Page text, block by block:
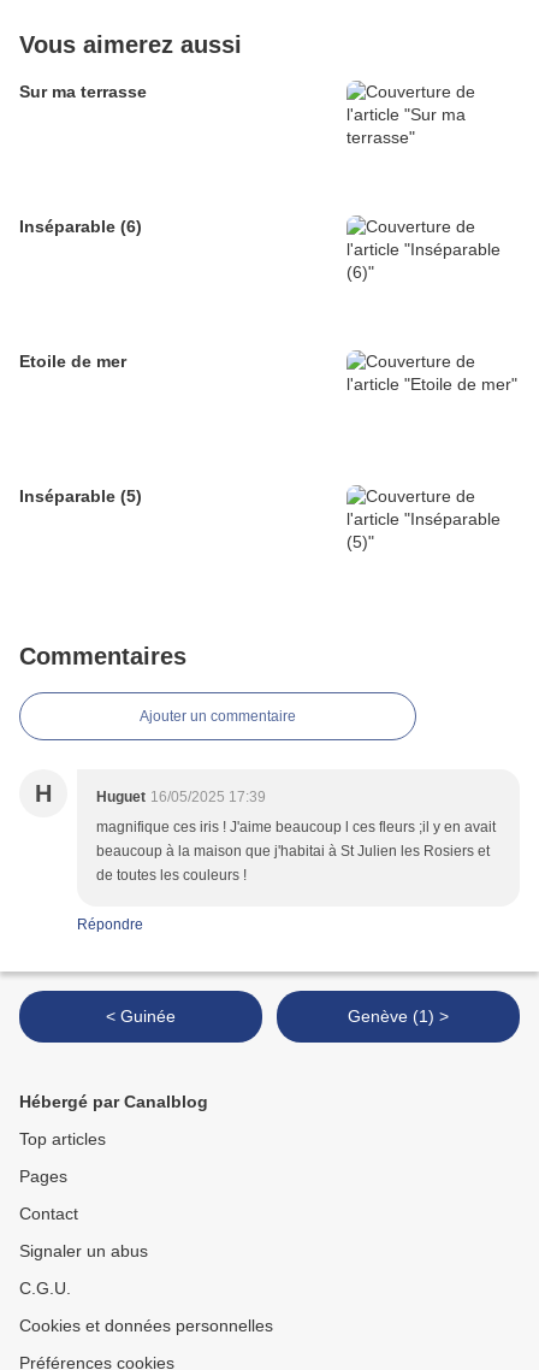
Vous aimerez aussi
Sur ma terrasse
Inséparable (6)
Etoile de mer
Inséparable (5)
Commentaires
Ajouter un commentaire
H Huguet 16/05/2025 17:39
magnifique ces iris ! J'aime beaucoup l ces fleurs ;il y en avait
beaucoup à la maison que j'habitai à St Julien les Rosiers et
de toutes les couleurs !
Répondre
< Guinée Genève (1) >
Hébergé par Canalblog
Top articles
Pages
Contact
Signaler un abus
C.G.U.
Cookies et données personnelles
Préférences cookies